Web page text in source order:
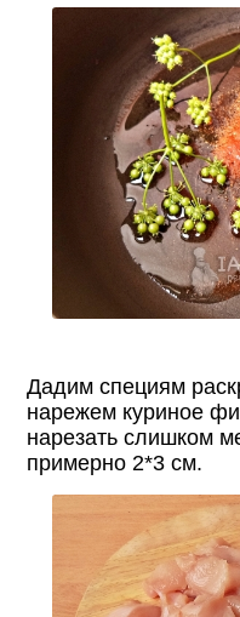
Дадим специям
нарежем куриное
нарезать слишком
примерно 2*3 см.